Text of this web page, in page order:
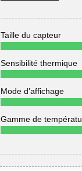
Taille du capteur
Sensibilité thermique
Mode d’affichage
Gamme de